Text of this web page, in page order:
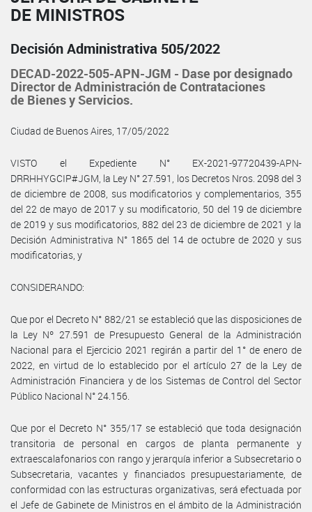
DE MINISTROS
Decisión Administrativa 505/2022
DECAD-2022-505-APN-JGM - Dase por designado
Director de Administración de Contrataciones
de Bienes y Servicios.
Ciudad de Buenos Aires, 17/05/2022
VISTO el Expediente N° EX-2021-97720439-APN-
DRRHHYGCIP#JGM, la Ley N° 27.591, los Decretos Nros. 2098 del 3
de diciembre de 2008, sus modificatorios y complementarios, 355
del 22 de mayo de 2017 y su modificatorio, 50 del 19 de diciembre
de 2019 y sus modificatorios, 882 del 23 de diciembre de 2021 y la
Decisión Administrativa N° 1865 del 14 de octubre de 2020 y sus
modificatorias, y
CONSIDERANDO:
Que por el Decreto N° 882/21 se estableció que las disposiciones de
la Ley Nº 27.591 de Presupuesto General de la Administración
Nacional para el Ejercicio 2021 regirán a partir del 1° de enero de
2022, en virtud de lo establecido por el artículo 27 de la Ley de
Administración Financiera y de los Sistemas de Control del Sector
Público Nacional N° 24.156.
Que por el Decreto N° 355/17 se estableció que toda designación
transitoria de personal en cargos de planta permanente y
extraescalafonarios con rango y jerarquía inferior a Subsecretario o
Subsecretaria, vacantes y financiados presupuestariamente, de
conformidad con las estructuras organizativas, será efectuada por
el Jefe de Gabinete de Ministros en el ámbito de la Administración